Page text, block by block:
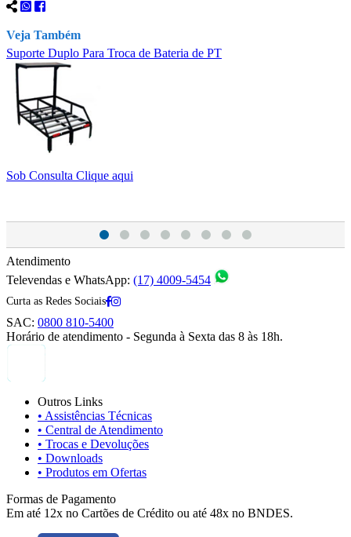
Veja Também
Suporte Duplo Para Troca de Bateria de PT
Sob Consulta Clique aqui
Atendimento
Televendas e WhatsApp: (17) 4009-5454
Curta as Redes Sociais
SAC: 0800 810-5400
Horário de atendimento - Segunda à Sexta das 8 às 18h.
Outros Links
• Assistências Técnicas
• Central de Atendimento
• Trocas e Devoluções
• Downloads
• Produtos em Ofertas
Formas de Pagamento
Em até 12x no Cartões de Crédito ou até 48x no BNDES.